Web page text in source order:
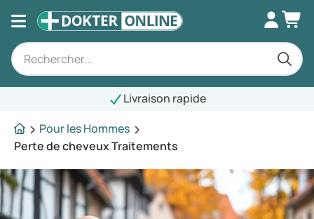
Livraison rapide
Pour les Hommes
Perte de cheveux Traitements